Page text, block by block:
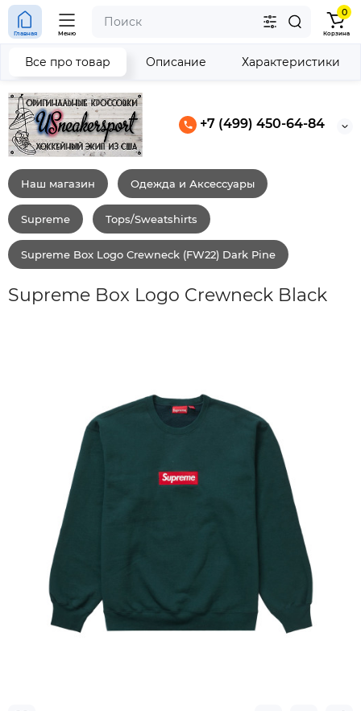
+7 (499) 450-64-84
Главная Меню
0
Корзина
Наш магазин Одежда и Аксессуары
Supreme Tops/Sweatshirts
Supreme Box Logo Crewneck (FW22) Dark Pine
Supreme Box Logo Crewneck Black
Все про товар Описание Характеристики